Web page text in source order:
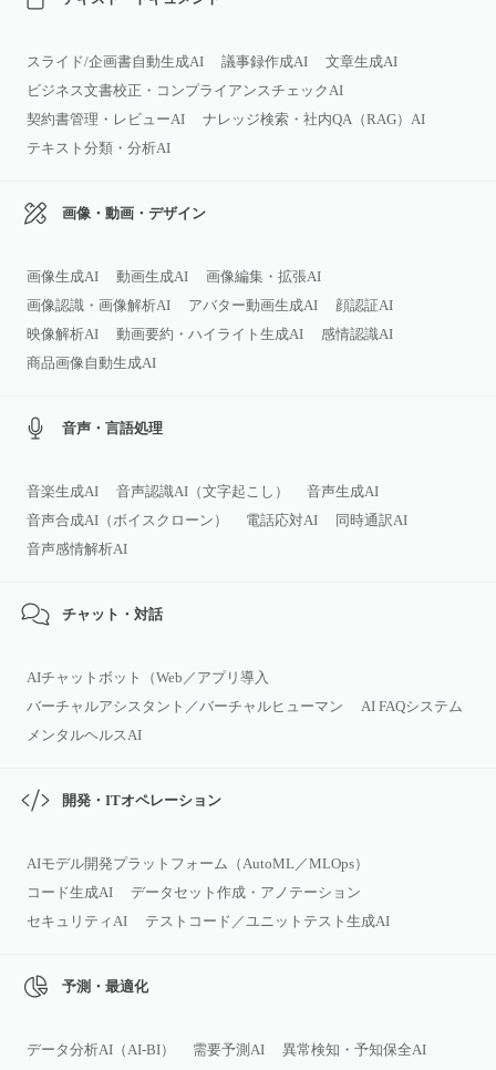
スライド/企画書自動生成AI 議事録作成AI
文章生成AI
ビジネス文書校正・コンプライアンスチェックAI
契約書管理・レビューAI
ナレッジ検索・社内QA（RAG）AI
テキスト分類・分析AI
画像・動画・デザイン
画像生成AI 動画生成AI
画像編集・拡張AI
画像認識・画像解析AI
アバター動画生成AI
顔認証AI
映像解析AI
動画要約・ハイライト生成AI
感情認識AI
商品画像自動生成AI
音声・言語処理
音楽生成AI 音声認識AI（文字起こし）
音声生成AI
音声合成AI（ボイスクローン）
電話応対AI
同時通訳AI
音声感情解析AI
チャット・対話
AIチャットボット（Web／アプリ導入
バーチャルアシスタント／バーチャルヒューマン
AI FAQシステム
メンタルヘルスAI
開発・ITオペレーション
AIモデル開発プラットフォーム（AutoML／MLOps）
コード生成AI
データセット作成・アノテーション
セキュリティAI
テストコード／ユニットテスト生成AI
予測・最適化
データ分析AI（AI‑BI） 需要予測AI
異常検知・予知保全AI